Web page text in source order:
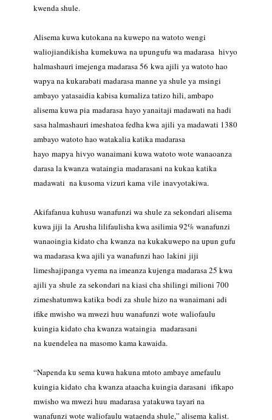
kwenda shule.
Alisema kuwa kutokana na kuwepo na watoto wengi
waliojiandikisha kumekuwa na upungufu wa madarasa hivyo
halmashauri imejenga madarasa 56 kwa ajili ya watoto hao
wapya na kukarabati madarasa manne ya shule ya msingi
ambayo yatasaidia kabisa kumaliza tatizo hili, ambapo
alisema kuwa pia madarasa hayo yanaitaji madawati na hadi
sasa halmashauri imeshatoa fedha kwa ajili ya madawati 1380
ambayo watoto hao watakalia katika madarasa
hayo mapya hivyo wanaimani kuwa watoto wote wanaoanza
darasa la kwanza wataingia madarasani na kukaa katika
madawati na kusoma vizuri kama vile inavyotakiwa.
Akifafanua kuhusu wanafunzi wa shule za sekondari alisema
kuwa jiji la Arusha lilifaulisha kwa asilimia 92% wanafunzi
wanaoingia kidato cha kwanza na kukakuwepo na upun gufu
wa madarasa kwa ajili ya wanafunzi hao lakini jiji
limeshajipanga vyema na imeanza kujenga madarasa 25 kwa
ajili ya shule za sekondari na kiasi cha shilingi milioni 700
zimeshatumwa katika bodi za shule hizo na wanaimani adi
ifike mwisho wa mwezi huu wanafunzi wote waliofaulu
kuingia kidato cha kwanza wataingia madarasani
na kuendelea na masomo kama kawaida.
“Napenda ku sema kuwa hakuna mtoto ambaye amefaulu
kuingia kidato cha kwanza ataacha kuingia darasani ifikapo
mwisho wa mwezi huu madarasa yatakuwa tayari na
wanafunzi wote waliofaulu wataenda shule,” alisema kalist.